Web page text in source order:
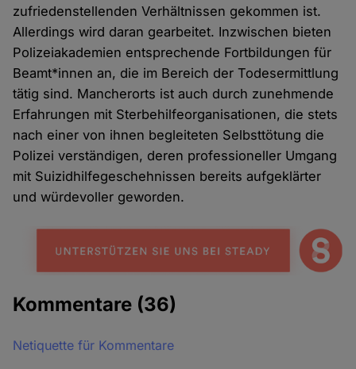
zufriedenstellenden Verhältnissen gekommen ist.
Allerdings wird daran gearbeitet. Inzwischen bieten
Polizeiakademien entsprechende Fortbildungen für
Beamt*innen an, die im Bereich der Todesermittlung
tätig sind. Mancherorts ist auch durch zunehmende
Erfahrungen mit Sterbehilfeorganisationen, die stets
nach einer von ihnen begleiteten Selbsttötung die
Polizei verständigen, deren professioneller Umgang
mit Suizidhilfegeschehnissen bereits aufgeklärter
und würdevoller geworden.
Kommentare (36)
Netiquette für Kommentare